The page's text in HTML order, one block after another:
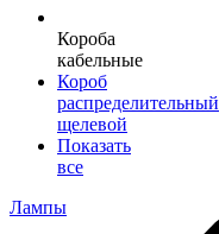
Короба
кабельные
Короб
распределительный
щелевой
Показать
все
Лампы